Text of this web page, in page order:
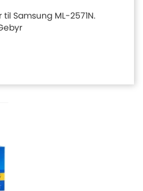
Samsung ML-2571N.